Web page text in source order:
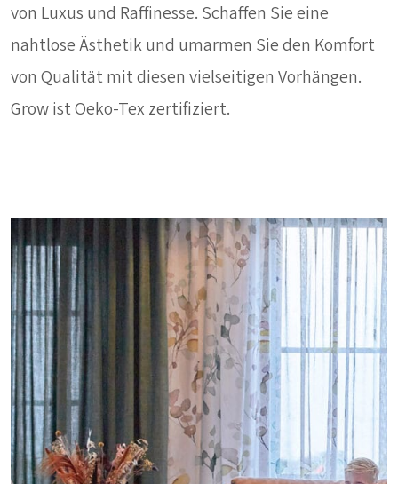
von Luxus und Raffinesse. Schaffen Sie eine
nahtlose Ästhetik und umarmen Sie den Komfort
von Qualität mit diesen vielseitigen Vorhängen.
Grow ist Oeko-Tex zertifiziert.